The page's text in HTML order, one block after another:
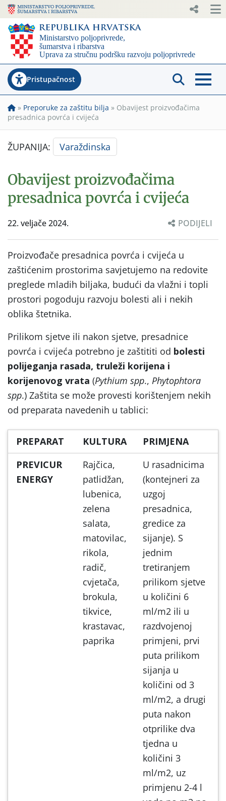
Pristupačnost
» Preporuke za zaštitu bilja » Obavijest proizvođačima
presadnica povrća i cvijeća
ŽUPANIJA: Varaždinska
Obavijest proizvođačima
presadnica povrća i cvijeća
22. veljače 2024. PODIJELI
Proizvođače presadnica povrća i cvijeća u
zaštićenim prostorima savjetujemo na redovite
preglede mladih biljaka, budući da vlažni i topli
prostori pogoduju razvoju bolesti ali i nekih
oblika štetnika.
Prilikom sjetve ili nakon sjetve, presadnice
povrća i cvijeća potrebno je zaštititi od bolesti
polijeganja rasada, truleži korijena i
korijenovog vrata (Pythium spp., Phytophtora
spp.) Zaštita se može provesti korištenjem nekih
od preparata navedenih u tablici:
PREPARAT KULTURA
PRIMJENA
PREVICUR
ENERGY
Rajčica,
patlidžan,
lubenica,
zelena
salata,
matovilac,
rikola,
radič,
cvjetača,
brokula,
tikvice,
krastavac,
paprika
U rasadnicima
(kontejneri za
uzgoj
presadnica,
gredice za
sijanje). S
jednim
tretiranjem
prilikom sjetve
u količini 6
ml/m2 ili u
razdvojenoj
primjeni, prvi
puta prilikom
sijanja u
količini od 3
ml/m2, a drugi
puta nakon
otprilike dva
tjedna u
količini 3
ml/m2, uz
primjenu 2-4 l